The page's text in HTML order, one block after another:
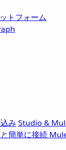
トフォーム
み Studio &
簡単に接続